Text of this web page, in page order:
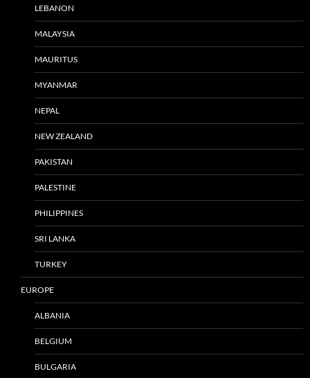
LEBANON
MALAYSIA
MAURITUS
MYANMAR
NEPAL
NEW ZEALAND
PAKISTAN
PALESTINE
PHILIPPINES
SRI LANKA
TURKEY
EUROPE
ALBANIA
BELGIUM
BULGARIA